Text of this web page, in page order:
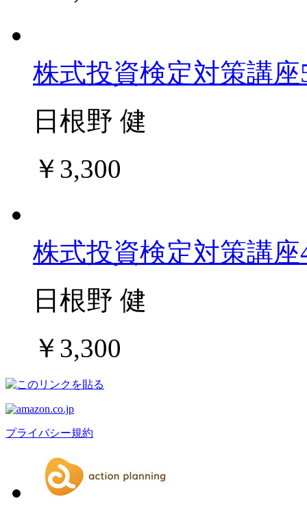
株式投資検定対策講
日根野 健
￥3,300
株式投資検定対策講
日根野 健
￥3,300
プライバシー規約